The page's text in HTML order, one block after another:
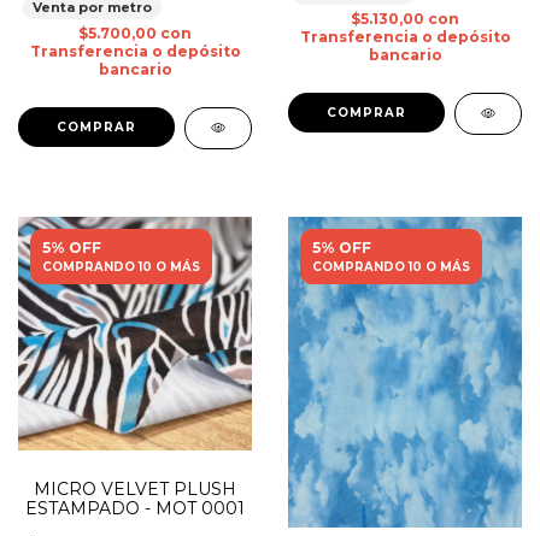
Venta por metro
$5.700,00 con
Transferencia o depósito
bancario
$5.130,00 con
Transferencia o depósito
bancario
5% OFF
COMPRANDO 10 O MÁS
MICRO VELVET PLUSH
ESTAMPADO - MOT 0001
5% OFF
COMPRANDO 10 O MÁS